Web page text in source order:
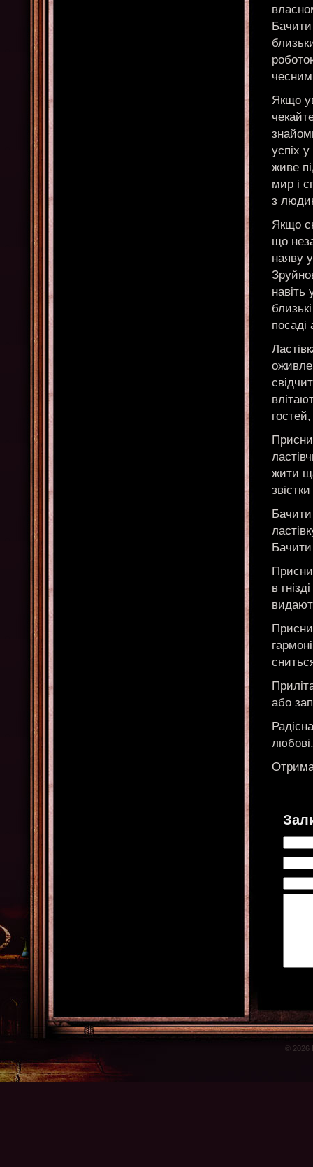
Бачити
Якщо
успіх
живе
мир і
з
Якщо
що
наяву
навіть
посаді
жити
Бачити
Бачити
в
або
любові.
© 2026